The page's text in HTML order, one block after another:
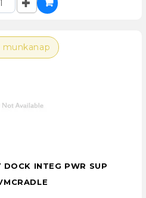
munkanap
DOCK INTEG PWR SUP